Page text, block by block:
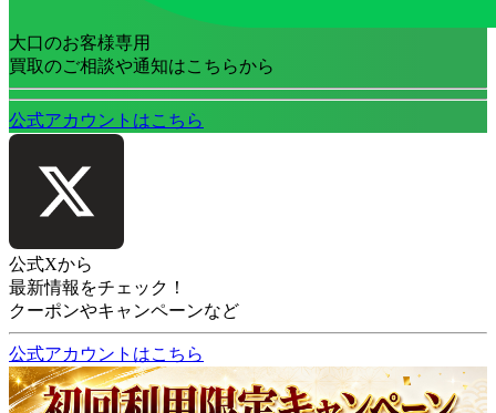
大口のお客様専用
買取のご相談や通知はこちらから
公式アカウントはこちら
公式Xから
最新情報をチェック！
クーポンやキャンペーンなど
公式アカウントはこちら